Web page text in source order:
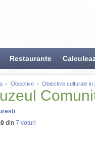
Restaurante
Obiective Obiective culturale in
din 7 voturi